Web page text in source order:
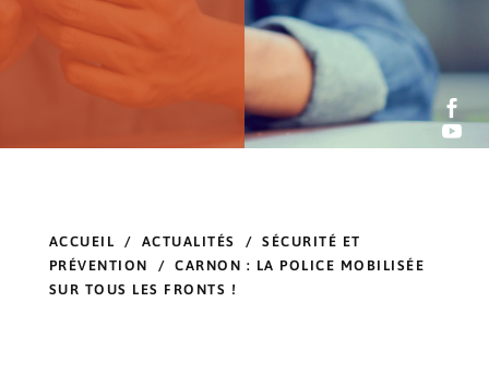


ACCUEIL / ACTUALITÉS /SÉCURITÉ ET
PRÉVENTION
/CARNON : LA POLICE MOBILISÉE
SUR TOUS LES FRONTS !